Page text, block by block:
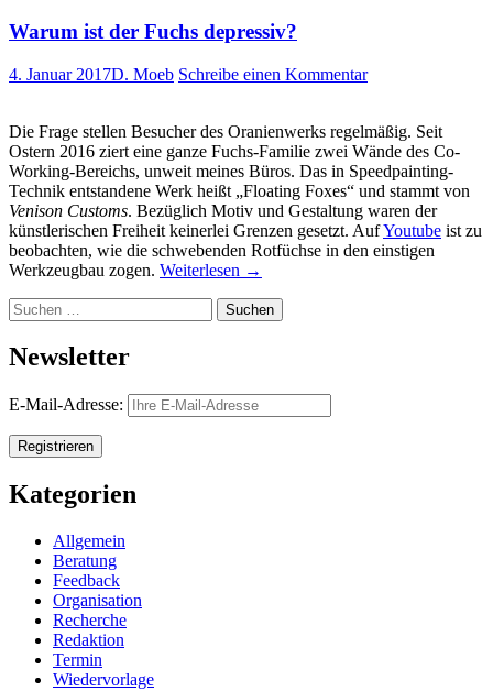
Warum ist der Fuchs depressiv?
4. Januar 2017D. Moeb Schreibe einen Kommentar
Die Frage stellen Besucher des Oranienwerks regelmäßig. Seit
Ostern 2016 ziert eine ganze Fuchs-Familie zwei Wände des Co-
Working-Bereichs, unweit meines Büros. Das in Speedpainting-
Technik entstandene Werk heißt „Floating Foxes“ und stammt von
Venison Customs. Bezüglich Motiv und Gestaltung waren der
künstlerischen Freiheit keinerlei Grenzen gesetzt. AufYoutube ist zu
beobachten, wie die schwebenden Rotfüchse in den einstigen
Werkzeugbau zogen. Weiterlesen →
Suchen
nach:
Newsletter
E-Mail-Adresse:
Kategorien
Allgemein
Beratung
Feedback
Organisation
Recherche
Redaktion
Termin
Wiedervorlage